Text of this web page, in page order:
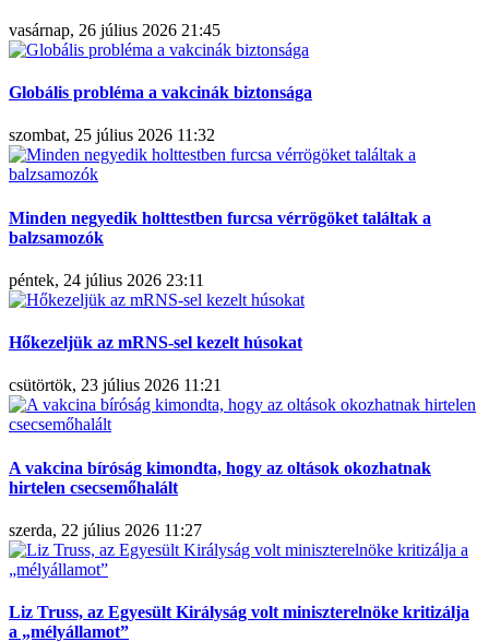
vasárnap, 26 július 2026 21:45
Globális probléma a vakcinák biztonsága
szombat, 25 július 2026 11:32
Minden negyedik holttestben furcsa vérrögöket találtak a
balzsamozók
péntek, 24 július 2026 23:11
Hőkezeljük az mRNS-sel kezelt húsokat
csütörtök, 23 július 2026 11:21
A vakcina bíróság kimondta, hogy az oltások okozhatnak
hirtelen csecsemőhalált
szerda, 22 július 2026 11:27
Liz Truss, az Egyesült Királyság volt miniszterelnöke kritizálja
a „mélyállamot”